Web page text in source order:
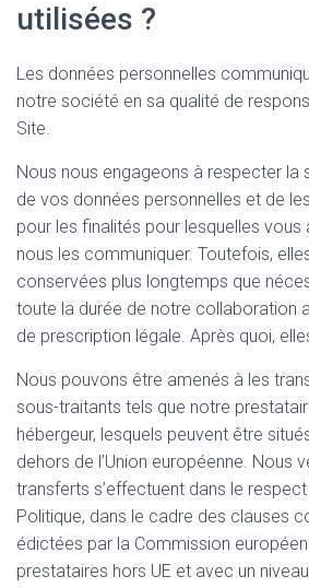
utilisées ?
Les données personnelles
notre société en sa qualité de
Site.
Nous nous engageons à respecter la
de vos données personnelles et de
pour les finalités pour lesquelles
nous les communiquer. Toutefois,
conservées plus longtemps que
toute la durée de notre collaboration
de prescription légale. Après quoi,
Nous pouvons être amenés à les
sous-traitants tels que notre
hébergeur, lesquels peuvent être
dehors de l’Union européenne. Nous
transferts s’effectuent dans le
Politique, dans le cadre des clauses
édictées par la Commission
prestataires hors UE et avec un